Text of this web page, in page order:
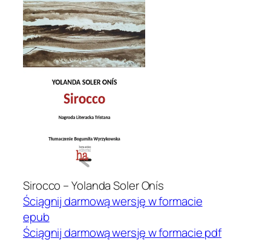
Sirocco – Yolanda Soler Onís
Ściągnij darmową wersję w formacie
epub
Ściągnij darmową wersję w formacie pdf